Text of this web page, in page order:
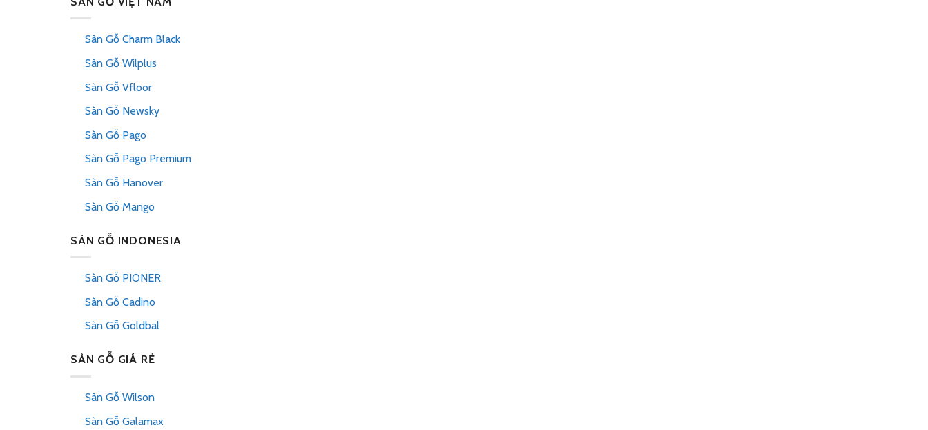
Sàn Gỗ Charm Black
Sàn Gỗ Wilplus
Sàn Gỗ Vfloor
Sàn Gỗ Newsky
Sàn Gỗ Pago
Sàn Gỗ Pago Premium
Sàn Gỗ Hanover
Sàn Gỗ Mango
SÀN GỖ INDONESIA
Sàn Gỗ PIONER
Sàn Gỗ Cadino
Sàn Gỗ Goldbal
SÀN GỖ GIÁ RẺ
Sàn Gỗ Wilson
Sàn Gỗ Galamax